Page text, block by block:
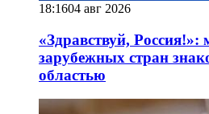
18:1604 авг 2026
«Здравствуй, Россия!»:
зарубежных стран
областью